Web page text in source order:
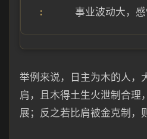
事业波动大，
举例来说，日主为木的人，
肩，且木得土生火泄制合理
展；反之若比肩被金克制，